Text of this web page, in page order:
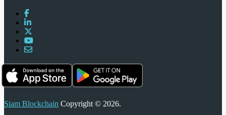
Siam Blockchain Copyright © 2026.